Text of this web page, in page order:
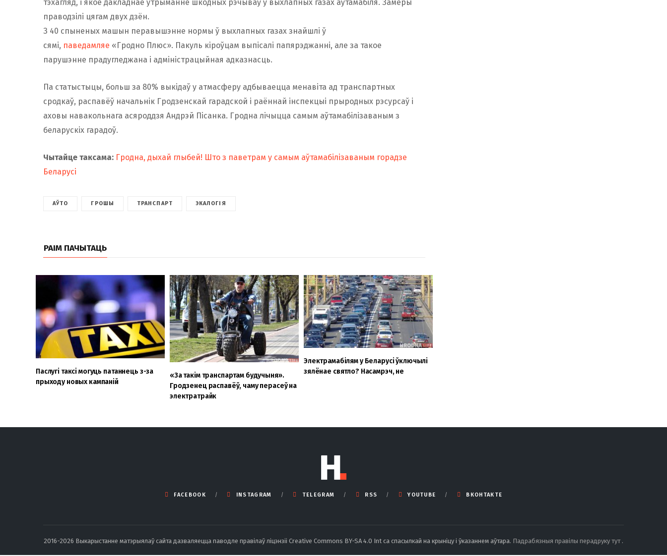
тэхагляд, і якое дакладнае ўтрыманне шкодных рэчываў у выхлапных газах аўтамабіля. Замеры
праводзілі цягам двух дзён.
З 40 спыненых машын перавышэнне нормы ў выхлапных газах знайшлі ў
сямі, паведамляе «Гродно Плюс». Пакуль кіроўцам выпісалі папярэджанні, але за такое
парушэнне прадугледжана і адміністрацыйная адказнасць.
Па статыстыцы, больш за 80% выкідаў у атмасферу адбываецца менавіта ад транспартных
сродкаў, распавёў начальнік Гродзенскай гарадской і раённай інспекцыі прыродных рэсурсаў і
аховы навакольнага асяроддзя Андрэй Пісанка. Гродна лічыцца самым аўтамабілізаваным з
беларускіх гарадоў.
Чытайце таксама: Гродна, дыхай глыбей! Што з паветрам у самым аўтамабілізаваным горадзе
Беларусі
АЎТО ГРОШЫ ТРАНСПАРТ ЭКАЛОГІЯ
РАІМ ПАЧЫТАЦЬ
Паслугі таксі могуць патаннець з-за
прыходу новых кампаній
«За такім транспартам будучыня».
Гродзенец распавёў, чаму перасеў на
электратрайк
Электрамабілям у Беларусі ўключылі
зялёнае святло? Насамрэч, не
FACEBOOK INSTAGRAM TELEGRAM RSS YOUTUBE ВКОНТАКТЕ
2016-2026 Выкарыстанне матэрыялаў сайта дазваляецца паводле правілаў ліцэнзіі Creative Commons BY-SA 4.0 Int са спасылкай на крыніцу і ўказаннем аўтара. Падрабязныя правілы перадруку тут .